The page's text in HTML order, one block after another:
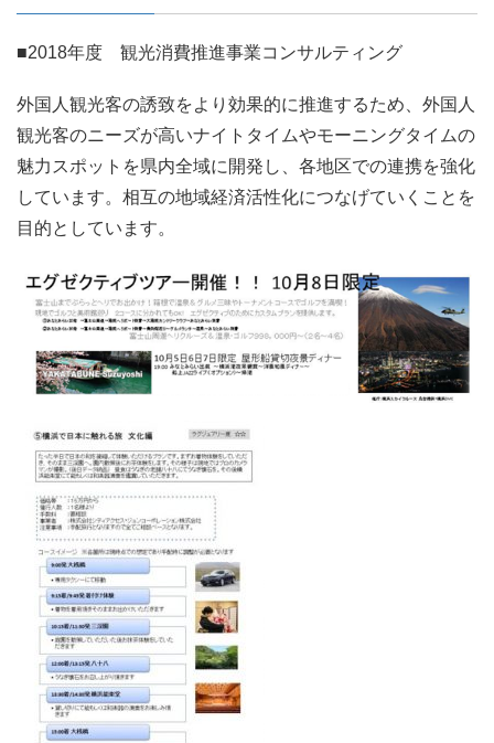
■2018年度 観光消費推進事業コンサルティング
外国人観光客の誘致をより効果的に推進するため、外国人
観光客のニーズが高いナイトタイムやモーニングタイムの
魅力スポットを県内全域に開発し、各地区での連携を強化
しています。相互の地域経済活性化につなげていくことを
目的としています。